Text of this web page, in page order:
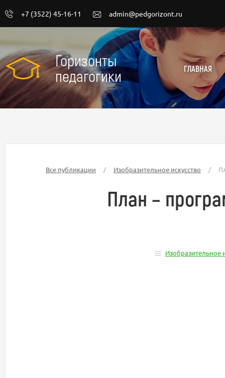
+7 (3522) 45-16-11 admin@pedgorizont.ru
Горизонты
педагогики
ГЛАВНАЯ
Все публикации / Изобразительное искусство /
План –
Изобразительное